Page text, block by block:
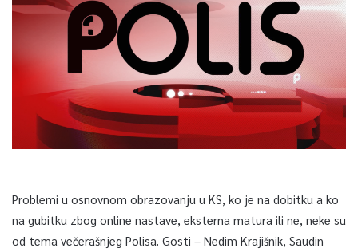
Problemi u osnovnom obrazovanju u KS, ko je na dobitku a ko
na gubitku zbog online nastave, eksterna matura ili ne, neke su
od tema večerašnjeg Polisa. Gosti – Nedim Krajišnik, Saudin